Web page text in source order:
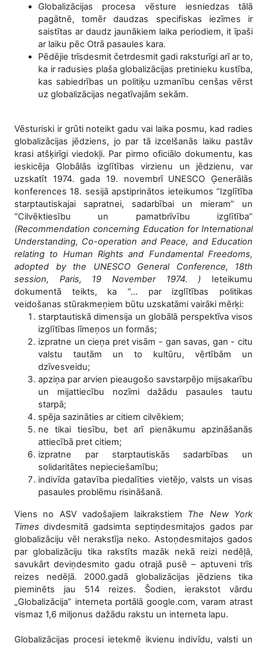
Globalizācijas procesa vēsture iesniedzas tālā
pagātnē, tomēr daudzas specifiskas iezīmes ir
saistītas ar daudz jaunākiem laika periodiem, it īpaši
ar laiku pēc Otrā pasaules kara.
Pēdējie trīsdesmit četrdesmit gadi raksturīgi arī ar to,
ka ir radusies plaša globalizācijas pretinieku kustība,
kas sabiedrības un politiķu uzmanību cenšas vērst
uz globalizācijas negatīvajām sekām.
Vēsturiski ir grūti noteikt gadu vai laika posmu, kad radies
globalizācijas jēdziens, jo par tā izcelšanās laiku pastāv
krasi atšķirīgi viedokļi. Par pirmo oficiālo dokumentu, kas
ieskicēja Globālās izglītības virzienu un jēdzienu, var
uzskatīt 1974. gada 19. novembrī UNESCO Ģenerālās
konferences 18. sesijā apstiprinātos ieteikumos “Izglītība
starptautiskajai sapratnei, sadarbībai un mieram” un
“Cilvēktiesību un pamatbrīvību izglītība”
(Recommendation concerning Education for International
Understanding, Co-operation and Peace, and Education
relating to Human Rights and Fundamental Freedoms,
adopted by the UNESCO General Conference, 18th
session, Paris, 19 November 1974. ) Ieteikumu
dokumentā teikts, ka “… par izglītības politikas
veidošanas stūrakmeņiem būtu uzskatāmi vairāki mērķi:
starptautiskā dimensija un globālā perspektīva visos
izglītības līmeņos un formās;
izpratne un cieņa pret visām - gan savas, gan - citu
valstu tautām un to kultūru, vērtībām un
dzīvesveidu;
apziņa par arvien pieaugošo savstarpējo mijsakarību
un mijattiecību nozīmi dažādu pasaules tautu
starpā;
spēja sazināties ar citiem cilvēkiem;
ne tikai tiesību, bet arī pienākumu apzināšanās
attiecībā pret citiem;
izpratne par starptautiskās sadarbības un
solidaritātes nepieciešamību;
indivīda gatavība piedalīties vietējo, valsts un visas
pasaules problēmu risināšanā.
Viens no ASV vadošajiem laikrakstiem The New York
Times divdesmitā gadsimta septiņdesmitajos gados par
globalizāciju vēl nerakstīja neko. Astoņdesmitajos gados
par globalizāciju tika rakstīts mazāk nekā reizi nedēļā,
savukārt deviņdesmito gadu otrajā pusē – aptuveni trīs
reizes nedēļā. 2000.gadā globalizācijas jēdziens tika
pieminēts jau 514 reizes. Šodien, ierakstot vārdu
„Globalizācija” interneta portālā google.com, varam atrast
vismaz 1,6 miljonus dažādu rakstu un interneta lapu.
Globalizācijas procesi ietekmē ikvienu indivīdu, valsti un